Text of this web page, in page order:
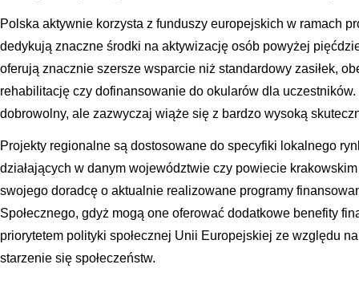
Polska aktywnie korzysta z funduszy europejskich w ramach
dedykują znaczne środki na aktywizację osób powyżej
oferują znacznie szersze wsparcie niż standardowy zasiłek,
rehabilitację czy dofinansowanie do okularów dla
dobrowolny, ale zazwyczaj wiąże się z bardzo wysoką
Projekty regionalne są dostosowane do specyfiki lokalnego
działających w danym województwie czy powiecie
swojego doradcę o aktualnie realizowane programy
Społecznego, gdyż mogą one oferować dodatkowe benefity
priorytetem polityki społecznej Unii Europejskiej ze względu
starzenie się społeczeństw.